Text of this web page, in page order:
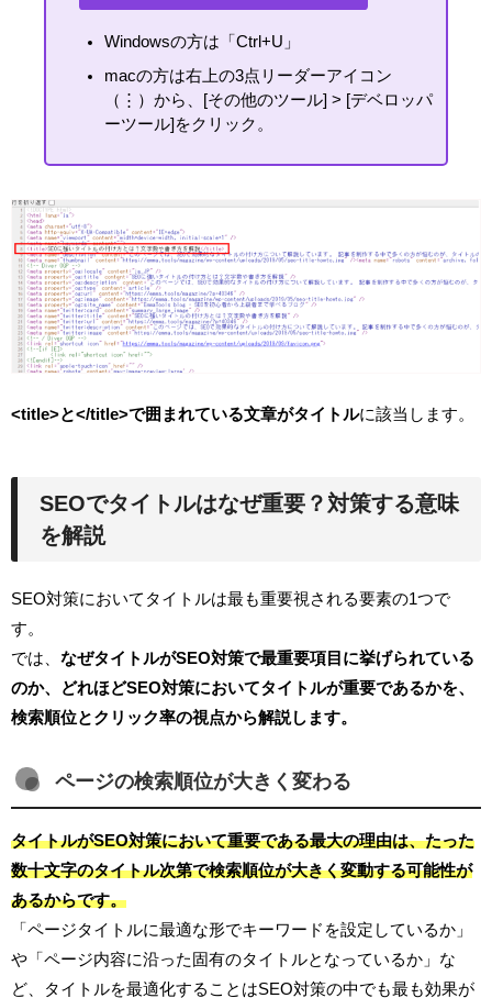
Windowsの方は「Ctrl+U」
macの方は右上の3点リーダーアイコン
（⋮）から、[その他のツール] > [デベロッパ
ーツール]をクリック。
<title>と</title>で囲まれている文章がタイトルに該当します。
SEOでタイトルはなぜ重要？対策する意味
を解説
SEO対策においてタイトルは最も重要視される要素の1つで
す。
では、 なぜタイトルがSEO対策で最重要項目に挙げられている
のか、どれほどSEO対策においてタイトルが重要であるかを、
検索順位とクリック率の視点から解説します。
ページの検索順位が大きく変わる
タイトルがSEO対策において重要である最大の理由は、たった
数十文字のタイトル次第で検索順位が大きく変動する可能性が
あるからです。
「ページタイトルに最適な形でキーワードを設定しているか」
や「ページ内容に沿った固有のタイトルとなっているか」な
ど、タイトルを最適化することはSEO対策の中でも最も効果が